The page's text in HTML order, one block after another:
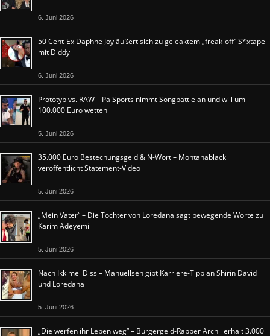
6. Juni 2026
50 Cent-Ex Daphne Joy äußert sich zu geleaktem „freak-off“ S*xtape
mit Diddy
6. Juni 2026
Prototyp vs. RAW – Pa Sports nimmt Songbattle an und will um
100.000 Euro wetten
5. Juni 2026
35.000 Euro Bestechungsgeld & N-Wort – Montanablack
veröffentlicht Statement-Video
5. Juni 2026
„Mein Vater“ – Die Tochter von Loredana sagt bewegende Worte zu
Karim Adeyemi
5. Juni 2026
Nach Ikkimel Diss – Manuellsen gibt Karriere-Tipp an Shirin David
und Loredana
5. Juni 2026
„Die werfen ihr Leben weg“ – Bürgergeld-Rapper Archii erhält 3.000